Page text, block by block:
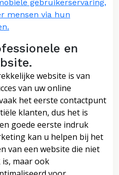
gebruikerservaring,
mensen via hun
en
website is van
van uw online
het eerste contactpunt
klanten, dus het is
goede eerste indruk
kan u helpen bij het
van een website die niet
maar ook